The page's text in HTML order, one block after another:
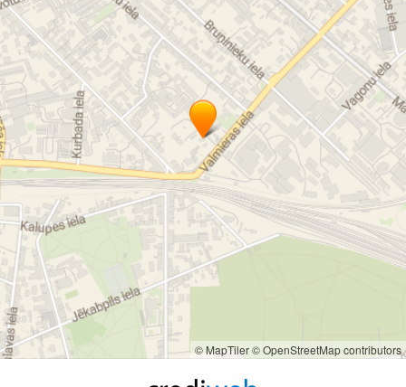
© MapTiler© OpenStreetMap contributors